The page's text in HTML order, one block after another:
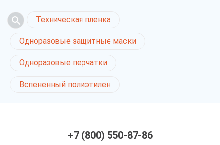
Техническая пленка
Одноразовые защитные маски
Одноразовые перчатки
Вспененный полиэтилен
+7 (800) 550-87-86